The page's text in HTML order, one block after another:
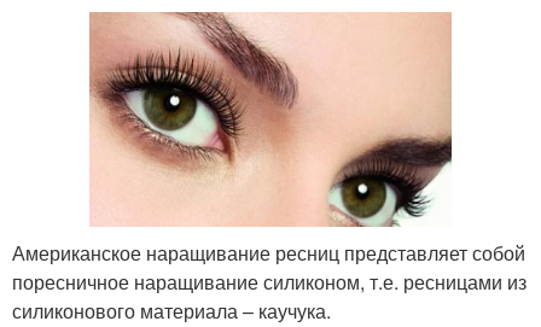
Американское наращивание ресниц представляет собой
поресничное наращивание силиконом, т.е. ресницами из
силиконового материала – каучука.